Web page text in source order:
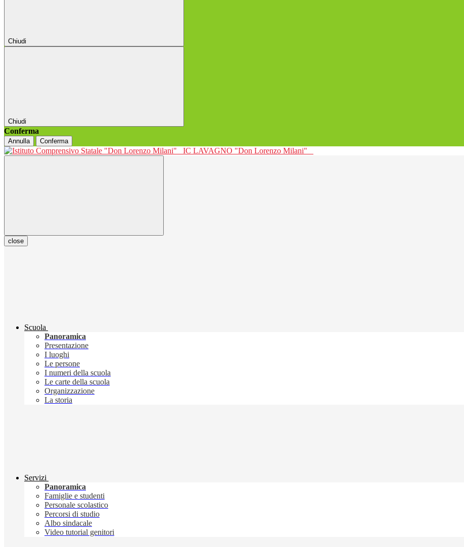
Chiudi
Chiudi
Conferma
Annulla Conferma
IC LAVAGNO "Don Lorenzo Milani"
close
Scuola
Panoramica
Presentazione
I luoghi
Le persone
I numeri della scuola
Le carte della scuola
Organizzazione
La storia
Servizi
Panoramica
Famiglie e studenti
Personale scolastico
Percorsi di studio
Albo sindacale
Video tutorial genitori